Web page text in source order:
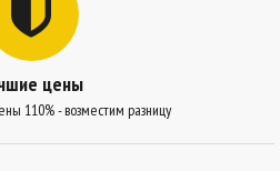
цены
110% - возместим разницу